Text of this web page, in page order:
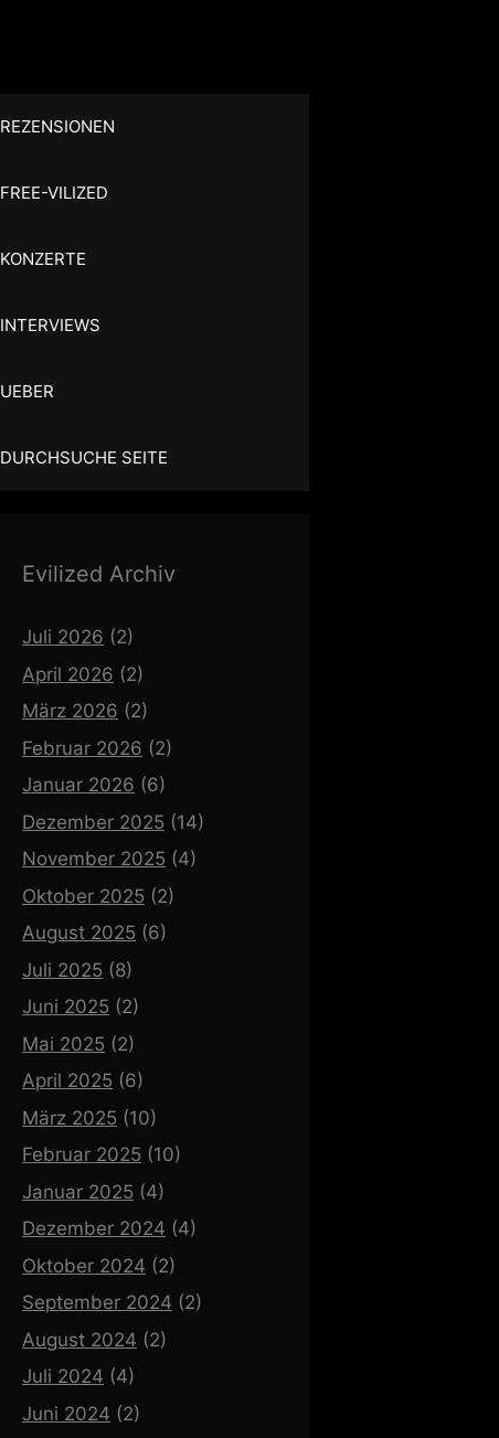
REZENSIONEN
FREE-VILIZED
KONZERTE
INTERVIEWS
UEBER
DURCHSUCHE SEITE
Evilized Archiv
Juli 2026 (2)
April 2026 (2)
März 2026 (2)
Februar 2026 (2)
Januar 2026 (6)
Dezember 2025 (14)
November 2025 (4)
Oktober 2025 (2)
August 2025 (6)
Juli 2025 (8)
Juni 2025 (2)
Mai 2025 (2)
April 2025 (6)
März 2025 (10)
Februar 2025 (10)
Januar 2025 (4)
Dezember 2024 (4)
Oktober 2024 (2)
September 2024 (2)
August 2024 (2)
Juli 2024 (4)
Juni 2024 (2)